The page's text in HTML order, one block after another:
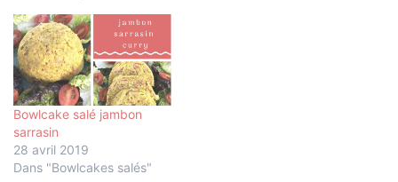
Bowlcake salé jambon
sarrasin
28 avril 2019
Dans "Bowlcakes salés"